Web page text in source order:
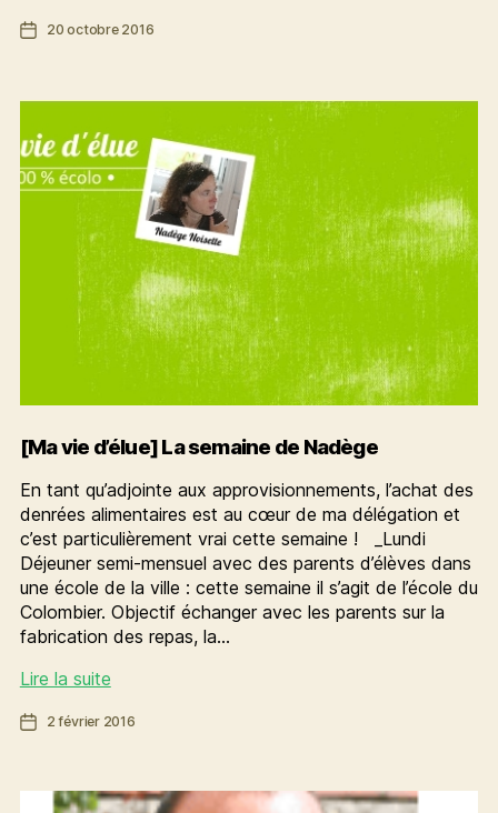
d’élue]
:
ce
que
font
nos
voisins
européens
et
comment
avancer
Date20 octobre 2016
[Ma vie d’élue] La semaine de Nadège
En tant qu’adjointe aux approvisionnements, l’achat des
denrées alimentaires est au cœur de ma délégation et
c’est particulièrement vrai cette semaine ! _Lundi
Déjeuner semi-mensuel avec des parents d’élèves dans
une école de la ville : cette semaine il s’agit de l’école du
Colombier. Objectif échanger avec les parents sur la
fabrication des repas, la…
Lire la suite[Ma
d’élue]
de
Date2 février 2016